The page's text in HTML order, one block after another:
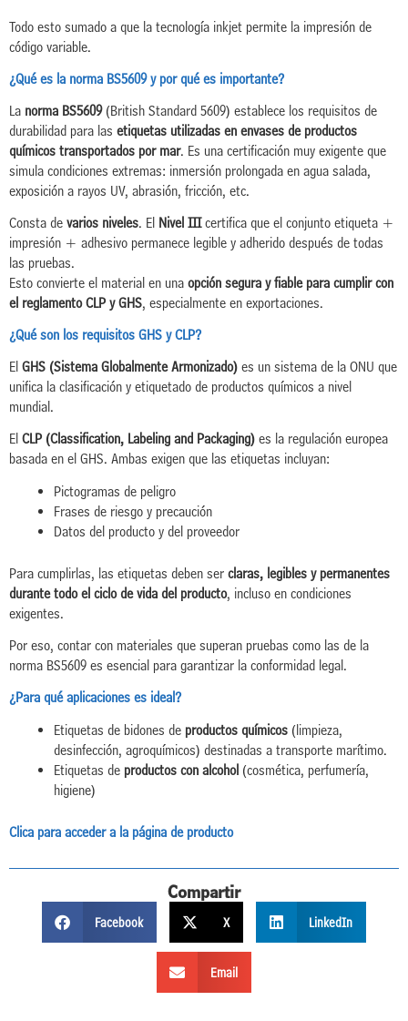
Todo esto sumado a que la tecnología inkjet permite la impresión de
código variable.
¿Qué es la norma BS5609 y por qué es importante?
La norma BS5609(British Standard 5609) establece los requisitos de
durabilidad para las etiquetas utilizadas en envases de productos
químicos transportados por mar. Es una certificación muy exigente que
simula condiciones extremas: inmersión prolongada en agua salada,
exposición a rayos UV, abrasión, fricción, etc.
Consta de varios niveles. El Nivel IIIcertifica que el conjunto etiqueta +
impresión + adhesivo permanece legible y adherido después de todas
las pruebas.
Esto convierte el material en una opción segura y fiable para cumplir con
el reglamento CLP y GHS, especialmente en exportaciones.
¿Qué son los requisitos GHS y CLP?
El GHS (Sistema Globalmente Armonizado) es un sistema de la ONU que
unifica la clasificación y etiquetado de productos químicos a nivel
mundial.
El CLP (Classification, Labeling and Packaging) es la regulación europea
basada en el GHS. Ambas exigen que las etiquetas incluyan:
Pictogramas de peligro
Frases de riesgo y precaución
Datos del producto y del proveedor
Para cumplirlas, las etiquetas deben ser claras, legibles y permanentes
durante todo el ciclo de vida del producto, incluso en condiciones
exigentes.
Por eso, contar con materiales que superan pruebas como las de la
norma BS5609 es esencial para garantizar la conformidad legal.
¿Para qué aplicaciones es ideal?
Etiquetas de bidones de productos químicos (limpieza,
desinfección, agroquímicos) destinadas a transporte marítimo.
Etiquetas de productos con alcohol (cosmética, perfumería,
higiene)
Clica para acceder a la página de producto
Compartir
Facebook X LinkedIn
Email